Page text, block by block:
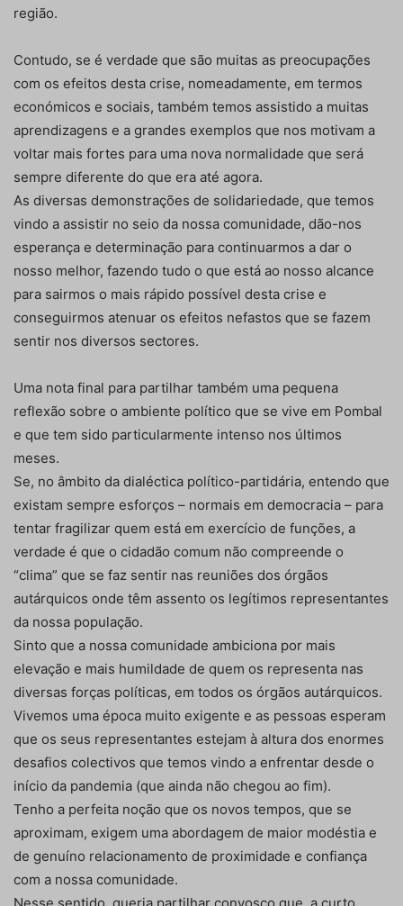
região.
Contudo, se é verdade que são muitas as preocupações
com os efeitos desta crise, nomeadamente, em termos
económicos e sociais, também temos assistido a muitas
aprendizagens e a grandes exemplos que nos motivam a
voltar mais fortes para uma nova normalidade que será
sempre diferente do que era até agora.
As diversas demonstrações de solidariedade, que temos
vindo a assistir no seio da nossa comunidade, dão-nos
esperança e determinação para continuarmos a dar o
nosso melhor, fazendo tudo o que está ao nosso alcance
para sairmos o mais rápido possível desta crise e
conseguirmos atenuar os efeitos nefastos que se fazem
sentir nos diversos sectores.
Uma nota final para partilhar também uma pequena
reflexão sobre o ambiente político que se vive em Pombal
e que tem sido particularmente intenso nos últimos
meses.
Se, no âmbito da dialéctica político-partidária, entendo que
existam sempre esforços – normais em democracia – para
tentar fragilizar quem está em exercício de funções, a
verdade é que o cidadão comum não compreende o
“clima” que se faz sentir nas reuniões dos órgãos
autárquicos onde têm assento os legítimos representantes
da nossa população.
Sinto que a nossa comunidade ambiciona por mais
elevação e mais humildade de quem os representa nas
diversas forças políticas, em todos os órgãos autárquicos.
Vivemos uma época muito exigente e as pessoas esperam
que os seus representantes estejam à altura dos enormes
desafios colectivos que temos vindo a enfrentar desde o
início da pandemia (que ainda não chegou ao fim).
Tenho a perfeita noção que os novos tempos, que se
aproximam, exigem uma abordagem de maior modéstia e
de genuíno relacionamento de proximidade e confiança
com a nossa comunidade.